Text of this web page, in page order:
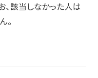
、該当しなかった人は
。